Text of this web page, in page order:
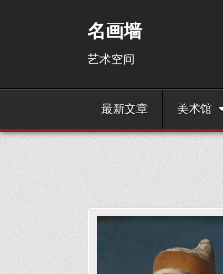
名画墙
艺术空间
最新文章 美术馆